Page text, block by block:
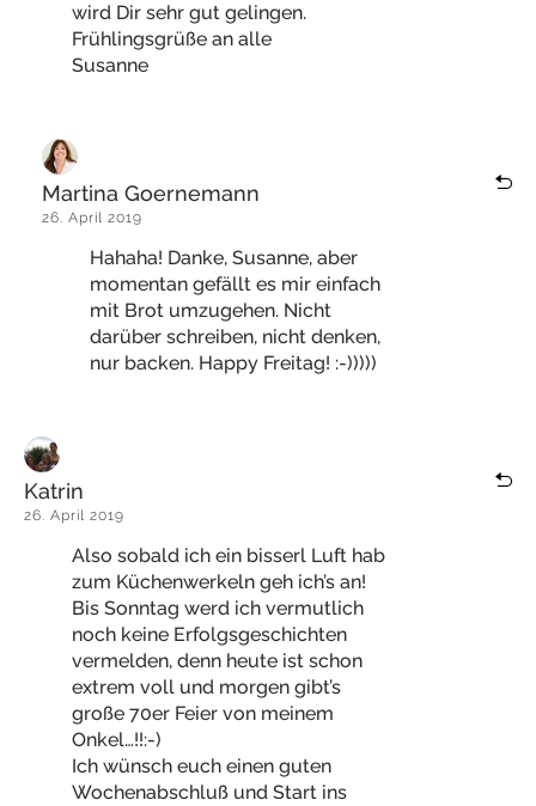
wird Dir sehr gut gelingen.
Frühlingsgrüße an alle
Susanne
Martina Goernemann
26. April 2019
Hahaha! Danke, Susanne, aber
momentan gefällt es mir einfach
mit Brot umzugehen. Nicht
darüber schreiben, nicht denken,
nur backen. Happy Freitag! :-)))))
Katrin
26. April 2019
Also sobald ich ein bisserl Luft hab
zum Küchenwerkeln geh ich’s an!
Bis Sonntag werd ich vermutlich
noch keine Erfolgsgeschichten
vermelden, denn heute ist schon
extrem voll und morgen gibt’s
große 70er Feier von meinem
Onkel…!!:-)
Ich wünsch euch einen guten
Wochenabschluß und Start ins